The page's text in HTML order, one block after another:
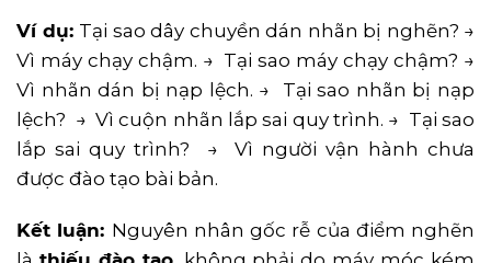
Ví dụ: Tại sao dây chuyền dán nhãn bị nghẽn? →
Vì máy chạy chậm. → Tại sao máy chạy chậm? →
Vì nhãn dán bị nạp lệch. → Tại sao nhãn bị nạp
lệch? → Vì cuộn nhãn lắp sai quy trình. → Tại sao
lắp sai quy trình? → Vì người vận hành chưa
được đào tạo bài bản.
Kết luận: Nguyên nhân gốc rễ của điểm nghẽn